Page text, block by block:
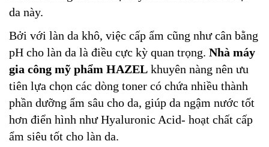
da này.
Bởi với làn da khô, việc cấp ẩm cũng như cân bằng
pH cho làn da là điều cực kỳ quan trọng. Nhà máy
gia công mỹ phẩm HAZEL khuyên nàng nên ưu
tiên lựa chọn các dòng toner có chứa nhiều thành
phần dưỡng ẩm sâu cho da, giúp da ngậm nước tốt
hơn điển hình như Hyaluronic Acid- hoạt chất cấp
ẩm siêu tốt cho làn da.